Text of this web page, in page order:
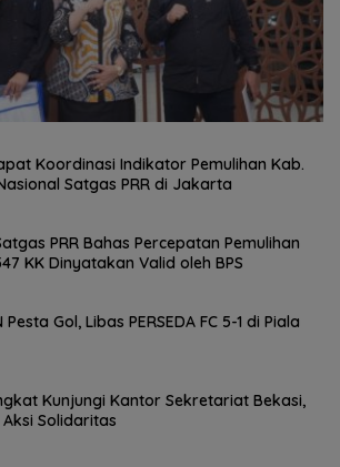
Koordinasi Indikator Pemulihan Kab.
Satgas PRR di Jakarta
PRR Bahas Percepatan Pemulihan
KK Dinyatakan Valid oleh BPS
Pesta Gol, Libas PERSEDA FC 5-1 di Piala
Kunjungi Kantor Sekretariat Bekasi,
Solidaritas